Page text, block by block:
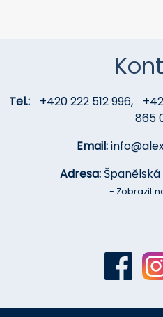
Tel.: +420 222 512 996,
865
Email:
Adresa: Španělská
- Zobrazit